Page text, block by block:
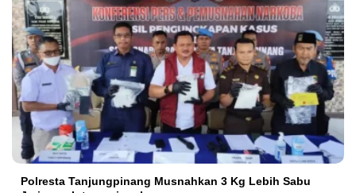
Polresta Tanjungpinang Musnahkan 3 Kg Lebih Sabu